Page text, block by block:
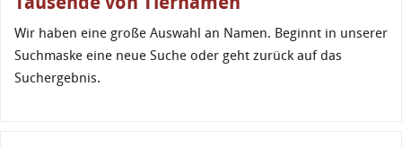
Wir haben eine große Auswahl an Namen. Beginnt in unserer
Suchmaske eine neue Suche oder geht zurück auf das
Suchergebnis.